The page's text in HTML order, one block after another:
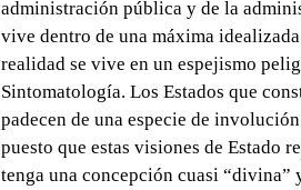
administración pública y de la
vive dentro de una máxima
realidad se vive en un espejismo
Sintomatología. Los Estados que
padecen de una especie de
puesto que estas visiones de Estado
tenga una concepción cuasi “divina”